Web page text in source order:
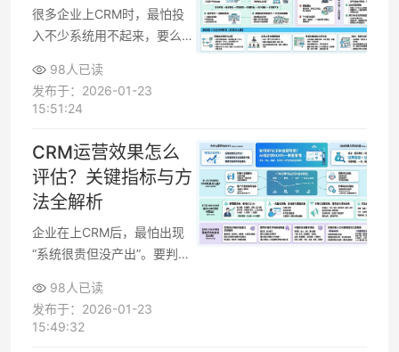
入产出比，也更便于向老板证
明预算花得值不值。
很多企业上CRM时，最怕投
入不少系统用不起来，要么项
摆在一边。要提高CRM成功
率，关键是提前识别典型实施
推广各阶段有意识地规避，而
不是等到系统上线后再被动补
救。
98人已读
发布于：2026-01-23
15:51:24
CRM运营效果怎么
评估？关键指标与方
法全解析
企业在上CRM后，最怕出现
“系统很贵但没产出”。要判断
看得懂、能落地的指标体系，
既能反映CRM运营是否带来
98人已读
发布于：2026-01-23
15:49:32